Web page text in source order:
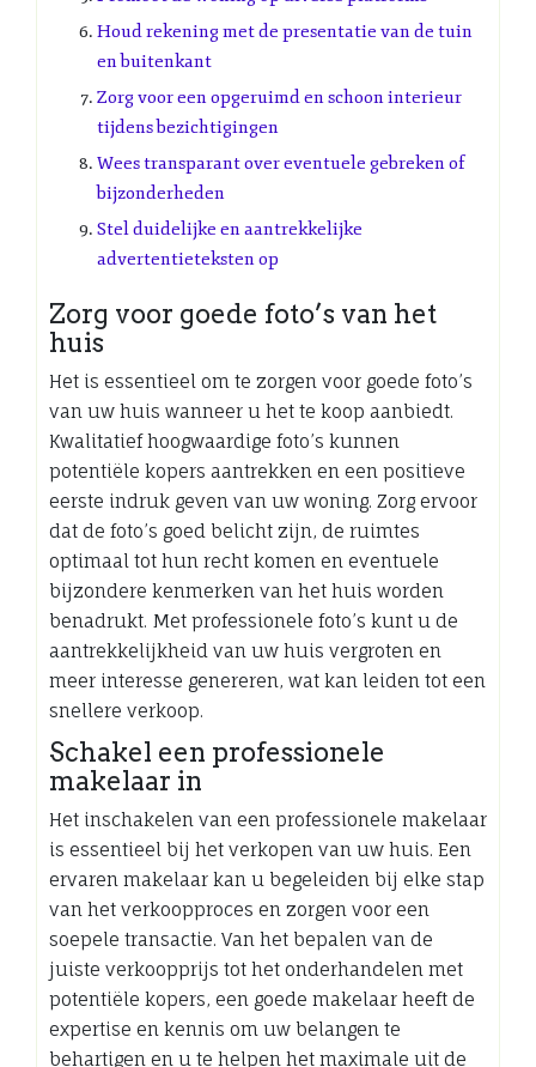
Houd rekening met de presentatie van de tuin
en buitenkant
Zorg voor een opgeruimd en schoon interieur
tijdens bezichtigingen
Wees transparant over eventuele gebreken of
bijzonderheden
Stel duidelijke en aantrekkelijke
advertentieteksten op
Zorg voor goede foto’s van het
huis
Het is essentieel om te zorgen voor goede foto’s
van uw huis wanneer u het te koop aanbiedt.
Kwalitatief hoogwaardige foto’s kunnen
potentiële kopers aantrekken en een positieve
eerste indruk geven van uw woning. Zorg ervoor
dat de foto’s goed belicht zijn, de ruimtes
optimaal tot hun recht komen en eventuele
bijzondere kenmerken van het huis worden
benadrukt. Met professionele foto’s kunt u de
aantrekkelijkheid van uw huis vergroten en
meer interesse genereren, wat kan leiden tot een
snellere verkoop.
Schakel een professionele
makelaar in
Het inschakelen van een professionele makelaar
is essentieel bij het verkopen van uw huis. Een
ervaren makelaar kan u begeleiden bij elke stap
van het verkoopproces en zorgen voor een
soepele transactie. Van het bepalen van de
juiste verkoopprijs tot het onderhandelen met
potentiële kopers, een goede makelaar heeft de
expertise en kennis om uw belangen te
behartigen en u te helpen het maximale uit de